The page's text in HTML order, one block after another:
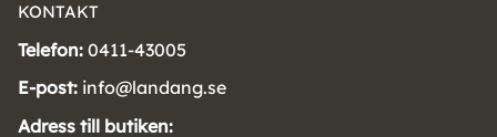
KONTAKT
Telefon: 0411-43005
E-post: info@landang.se
Adress till butiken: